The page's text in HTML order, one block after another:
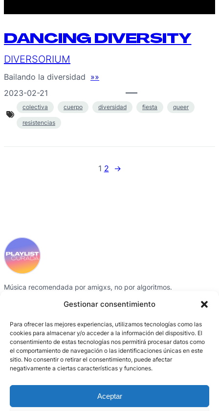
Gestionar consentimiento
Para ofrecer las mejores experiencias, utilizamos tecnologías como las
cookies para almacenar y/o acceder a la información del dispositivo. El
consentimiento de estas tecnologías nos permitirá procesar datos como
el comportamiento de navegación o las identificaciones únicas en este
sitio. No consentir o retirar el consentimiento, puede afectar
negativamente a ciertas características y funciones.
Aceptar
DANCING DIVERSITY
DIVERSORIUM
Bailando la diversidad »»
2023-02-21
colectiva cuerpo diversidad fiesta queer
resistencias
1 2 →
Música recomendada por amigxs, no por algoritmos.
SECCIONES
Playlists
Colaboradorxs
Activaciones
Sobre el proyecto
CRÉDITOS
Gris García
BCN Producció /
Entornos digitales
CONTACTO
Instagram
Spotify